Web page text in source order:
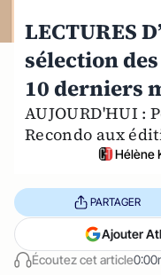
LECTURES
sélection
10 derniers
AUJOURD'HUI :
Recondo aux
Hélène
Écoutez cet article
PARTAGER
Ajouter